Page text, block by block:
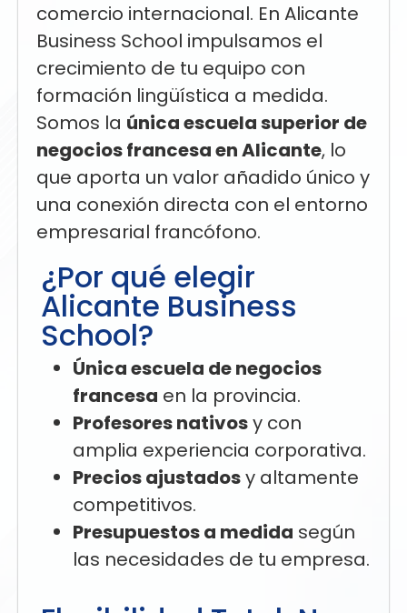
comercio internacional. En Alicante
Business School impulsamos el
crecimiento de tu equipo con
formación lingüística a medida.
Somos la única escuela superior de
negocios francesa en Alicante, lo
que aporta un valor añadido único y
una conexión directa con el entorno
empresarial francófono.
¿Por qué elegir
Alicante Business
School?
Única escuela de negocios
francesa en la provincia.
Profesores nativosy con
amplia experiencia corporativa.
Precios ajustadosy altamente
competitivos.
Presupuestos a medida según
las necesidades de tu empresa.